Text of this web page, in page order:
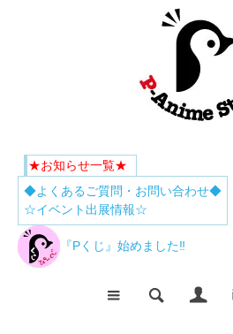
★お知らせ一覧★
◆よくあるご質問・お問い合わせ◆
☆イベント出展情報☆
『Pくじ』始めました‼